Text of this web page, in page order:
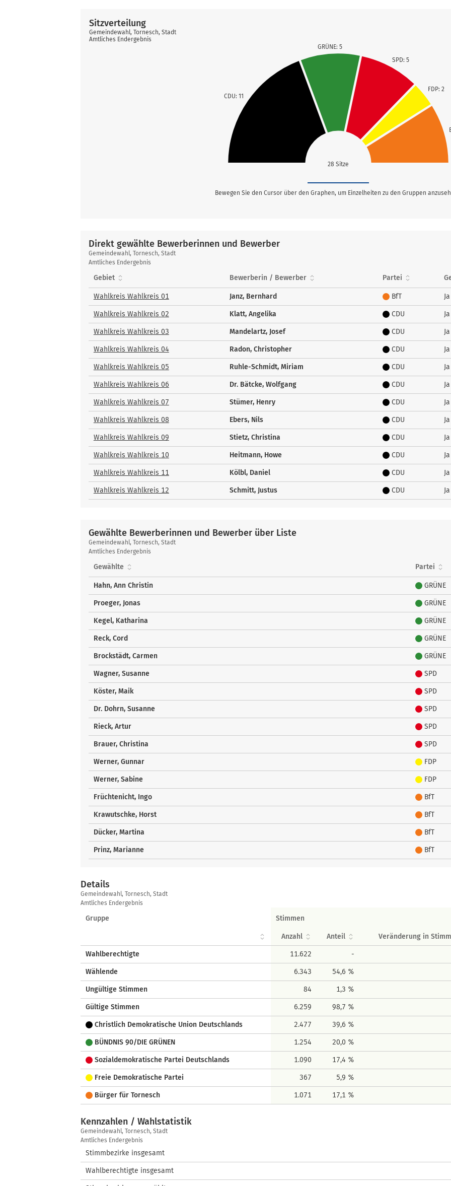
28 Sitze
CDU: 11
GRÜNE: 5
SPD: 5
FDP: 2
Sitzverteilung
Gemeindewahl, Tornesch, Stadt
Amtliches Endergebnis
Bewegen Sie den Cursor über den Graphen, um Einzelheiten zu den Gruppen
Direkt gewählte Bewerberinnen und Bewerber
Direkt
gewählte
Bewerberinnen
Bewerber
Gemeindewahl, Tornesch, Stadt
Amtliches Endergebnis
Gebiet Bewerberin / Bewerber Partei
Wahlkreis Wahlkreis 01 Janz, Bernhard BfT Ja
Wahlkreis Wahlkreis 02 Klatt, Angelika CDU Ja
Wahlkreis Wahlkreis 03 Mandelartz, Josef CDU Ja
Wahlkreis Wahlkreis 04 Radon, Christopher CDU Ja
Wahlkreis Wahlkreis 05 Ruhle-Schmidt, Miriam CDU Ja
Wahlkreis Wahlkreis 06 Dr. Bätcke, Wolfgang CDU Ja
Wahlkreis Wahlkreis 07 Stümer, Henry CDU Ja
Wahlkreis Wahlkreis 08 Ebers, Nils CDU Ja
Wahlkreis Wahlkreis 09 Stietz, Christina CDU Ja
Wahlkreis Wahlkreis 10 Heitmann, Howe CDU Ja
Wahlkreis Wahlkreis 11 Kölbl, Daniel CDU Ja
Wahlkreis Wahlkreis 12 Schmitt, Justus CDU Ja
Gewählte Bewerberinnen und Bewerber über Liste
Gewählte
Bewerberinnen
und
über
Liste
Gemeindewahl, Tornesch, Stadt
Amtliches Endergebnis
Gewählte Partei
Hahn, Ann Christin GRÜNE
Proeger, Jonas GRÜNE
Kegel, Katharina GRÜNE
Reck, Cord GRÜNE
Brockstädt, Carmen GRÜNE
Wagner, Susanne SPD
Köster, Maik SPD
Dr. Dohrn, Susanne SPD
Rieck, Artur SPD
Brauer, Christina SPD
Werner, Gunnar FDP
Werner, Sabine FDP
Früchtenicht, Ingo BfT
Krawutschke, Horst BfT
Dücker, Martina BfT
Prinz, Marianne BfT
Details
Details
Gemeindewahl, Tornesch, Stadt
Amtliches Endergebnis
Gruppe Stimmen
Anzahl Anteil Veränderung in
Wahlberechtigte 11.622 -
Wählende 6.343 54,6 %
Ungültige Stimmen 84 1,3 %
Gültige Stimmen 6.259 98,7 %
Christlich Demokratische Union Deutschlands 2.477 39,6 %
BÜNDNIS 90/DIE GRÜNEN 1.254 20,0 %
Sozialdemokratische Partei Deutschlands 1.090 17,4 %
Freie Demokratische Partei 367 5,9 %
Bürger für Tornesch 1.071 17,1 %
Kennzahlen / Wahlstatistik
Kennzahlen
/
Wahlstatistik
Gemeindewahl, Tornesch, Stadt
Amtliches Endergebnis
Stimmbezirke insgesamt
Wahlberechtigte insgesamt